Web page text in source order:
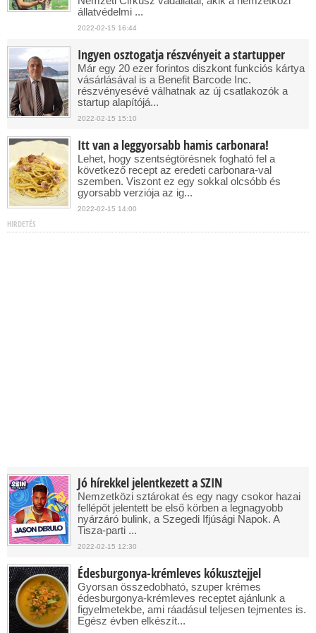
állatvédelmi ...
2022-02-15 16:44
Ingyen osztogatja részvényeit a startupper
Már egy 20 ezer forintos diszkont funkciós kártya
vásárlásával is a Benefit Barcode Inc.
részvényesévé válhatnak az új csatlakozók a
startup alapítójá...
2022-02-15 15:10
Itt van a leggyorsabb hamis carbonara!
Lehet, hogy szentségtörésnek fogható fel a
következő recept az eredeti carbonara-val
szemben. Viszont ez egy sokkal olcsóbb és
gyorsabb verziója az ig...
2022-02-15 14:00
HIRDETÉS
Jó hírekkel jelentkezett a SZIN
Nemzetközi sztárokat és egy nagy csokor hazai
fellépőt jelentett be első körben a legnagyobb
nyárzáró bulink, a Szegedi Ifjúsági Napok. A
Tisza-parti ...
2022-02-15 12:30
Édesburgonya-krémleves kókusztejjel
Gyorsan összedobható, szuper krémes
édesburgonya-krémleves receptet ajánlunk a
figyelmetekbe, ami ráadásul teljesen tejmentes is.
Egész évben elkészít...